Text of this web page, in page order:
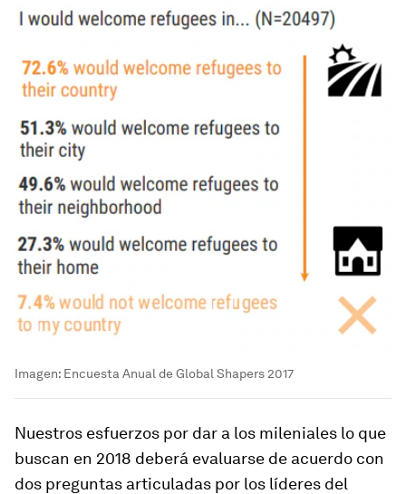
Imagen: Encuesta Anual de Global Shapers 2017
Nuestros esfuerzos por dar a los mileniales lo que
buscan en 2018 deberá evaluarse de acuerdo con
dos preguntas articuladas por los líderes del